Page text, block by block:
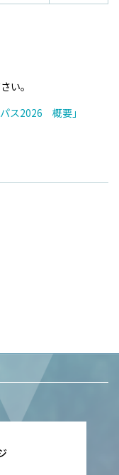
い。
ス2026 概要」